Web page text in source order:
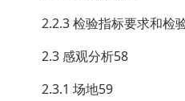
2.2.3 检验指标要求和检
2.3 感观分析58
2.3.1 场地59